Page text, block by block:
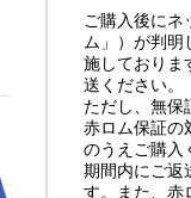
ご購入後にネ
ム」）が判明
施しておりま
送ください。
ただし、無保
赤ロム保証の
のうえご購入
期間内にご返
す。また、赤